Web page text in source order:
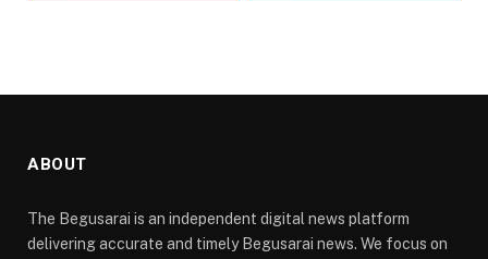
ABOUT
The Begusarai is an independent digital news platform
delivering accurate and timely Begusarai news. We focus on